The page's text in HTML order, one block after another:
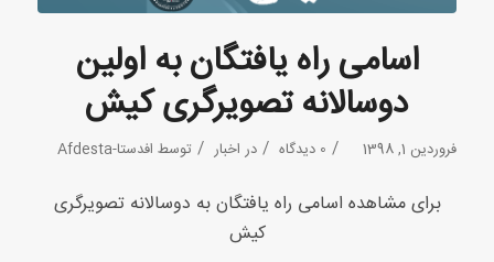
اسامی راه یافتگان به اولین
دوسالانه تصویرگری کیش
فروردین 1, 1398 / 0 دیدگاه / در اخبار / توسط افدستا-Afdesta
برای مشاهده اسامی راه یافتگان به دوسالانه تصویرگری
کیش